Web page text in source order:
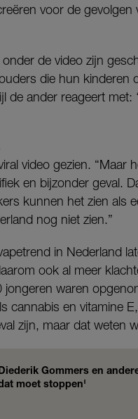
voor de
de video zijn
die hun kinderen
de ander reageert met:
video gezien.
en bijzonder geval.
kunnen het zien als
nog niet zien.”
in Nederland
ook al meer
waren
cannabis en vitamine
zijn, maar dat weten
Gommers en
moet stoppen'